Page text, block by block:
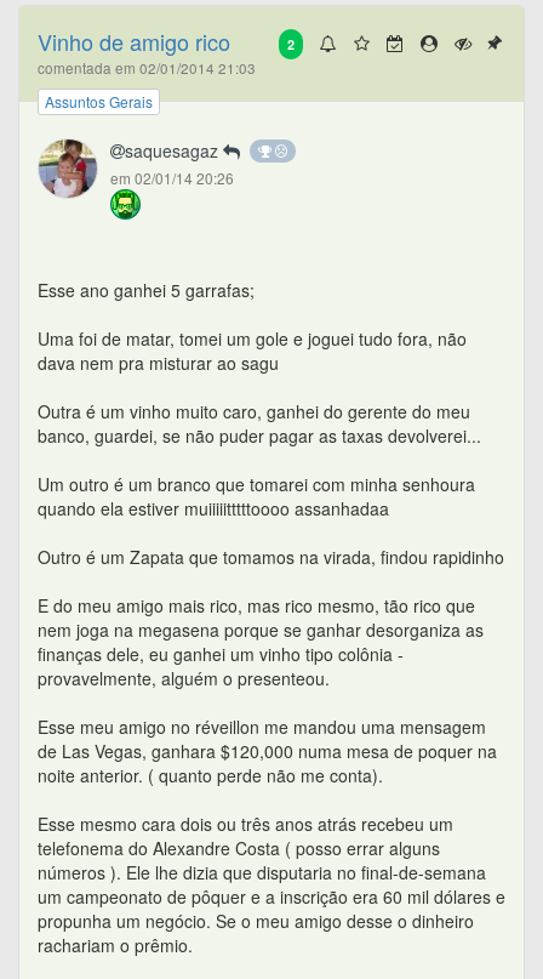
2
Vinho de amigo rico
comentada em 02/01/2014 21:03
Assuntos Gerais
saquesagaz
em 02/01/14 20:26
Esse ano ganhei 5 garrafas;
Uma foi de matar, tomei um gole e joguei tudo fora, não
dava nem pra misturar ao sagu
Outra é um vinho muito caro, ganhei do gerente do meu
banco, guardei, se não puder pagar as taxas devolverei...
Um outro é um branco que tomarei com minha senhoura
quando ela estiver muiiiiitttttoooo assanhadaa
Outro é um Zapata que tomamos na virada, findou rapidinho
E do meu amigo mais rico, mas rico mesmo, tão rico que
nem joga na megasena porque se ganhar desorganiza as
finanças dele, eu ganhei um vinho tipo colônia -
provavelmente, alguém o presenteou.
Esse meu amigo no réveillon me mandou uma mensagem
de Las Vegas, ganhara $120,000 numa mesa de poquer na
noite anterior. ( quanto perde não me conta).
Esse mesmo cara dois ou três anos atrás recebeu um
telefonema do Alexandre Costa ( posso errar alguns
números ). Ele lhe dizia que disputaria no final-de-semana
um campeonato de pôquer e a inscrição era 60 mil dólares e
propunha um negócio. Se o meu amigo desse o dinheiro
rachariam o prêmio.